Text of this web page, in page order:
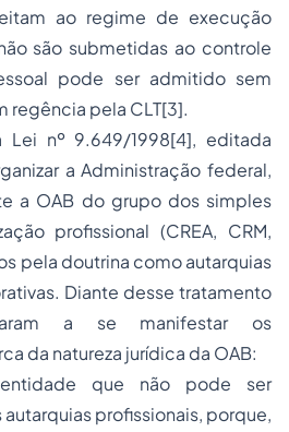
ao regime de execução
são submetidas ao controle
pode ser admitido sem
regência pela CLT[3].
Lei nº 9.649/1998[4], editada
a Administração federal,
a OAB do grupo dos simples
profissional (CREA, CRM,
pela doutrina como autarquias
Diante desse tratamento
a se manifestar os
da natureza jurídica da OAB:
que não pode ser
profissionais, porque,